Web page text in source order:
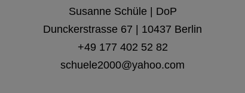
Susanne Schüle | DoP
Dunckerstrasse 67 | 10437 Berlin
+49 177 402 52 82
schuele2000@yahoo.com